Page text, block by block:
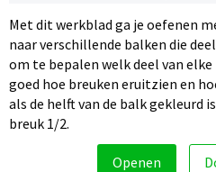
Met dit werkblad ga je oefenen
naar verschillende balken die
om te bepalen welk deel van
goed hoe breuken eruitzien en
als de helft van de balk gekleurd
breuk 1/2.
Openen